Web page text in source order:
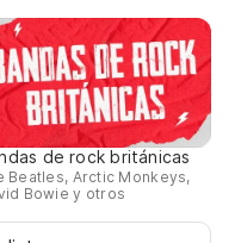
de rock británicas
Beatles, Arctic Monkeys,
Bowie y otros